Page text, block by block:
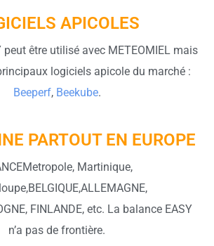
APICOLES
peut être utilisé avec METEOMIEL mais
logiciels apicole du marché :
Beeperf, Beekube.
PARTOUT EN EUROPE
Martinique,
FINLANDE, etc. La balance EASY
n’a pas de frontière.